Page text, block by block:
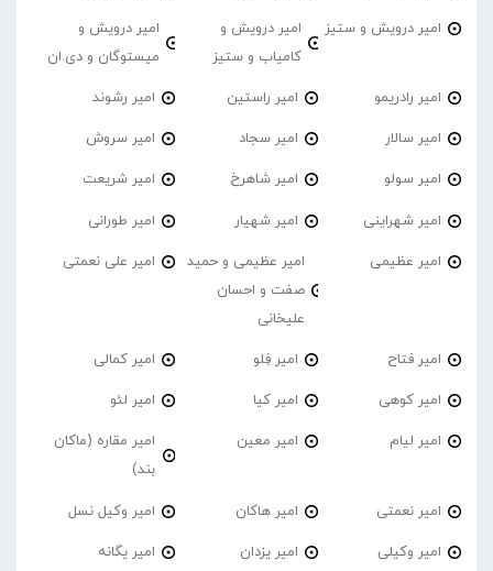
امیر درویش و ستیز
امیر درویش و
کامیاب و ستیز
امیر درویش و
میستوگان و دی.ان
امیر رادریمو امیر راستین امیر رشوند
امیر سالار امیر سجاد امیر سروش
امیر سولو امیر شاهرخ امیر شریعت
امیر شهراینی امیر شهیار امیر طورانی
امیر عظیمی
امیر عظیمی و حمید
صفت و احسان
علیخانی
امیر علی نعمتی
امیر فتاح امیر فِلو امیر کمالی
امیر کوهی امیر کیا امیر لئو
امیر لیام امیر معین
امیر مقاره (ماکان
بند)
امیر نعمتی امیر هاکان امیر وکیل نسل
امیر وکیلی امیر یزدان امیر یگانه